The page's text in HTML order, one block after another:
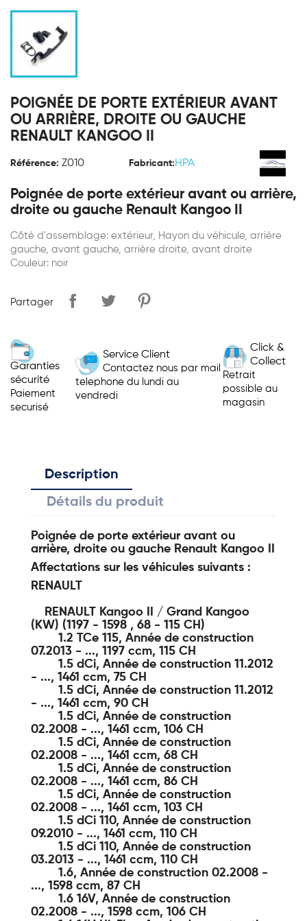
POIGNÉE DE PORTE EXTÉRIEUR AVANT
OU ARRIÈRE, DROITE OU GAUCHE
RENAULT KANGOO II
Référence: Z010 Fabricant: HPA
Poignée de porte extérieur avant ou arrière,
droite ou gauche Renault Kangoo II
Côté d'assemblage: extérieur, Hayon du véhicule, arrière
gauche, avant gauche, arrière droite, avant droite
Couleur: noir
Partager
Garanties
sécurité
Paiement
securisé
Service Client
Contactez nous par mail
telephone du lundi au
vendredi
Click &
Collect
Retrait
possible au
magasin
Description
Détails du produit
Poignée de porte extérieur avant ou
arrière, droite ou gauche Renault Kangoo II
Affectations sur les véhicules suivants :
RENAULT
RENAULT Kangoo II / Grand Kangoo
(KW) (1197 - 1598 , 68 - 115 CH)
1.2 TCe 115, Année de construction
07.2013 - ..., 1197 ccm, 115 CH
1.5 dCi, Année de construction 11.2012
- ..., 1461 ccm, 75 CH
1.5 dCi, Année de construction 11.2012
- ..., 1461 ccm, 90 CH
1.5 dCi, Année de construction
02.2008 - ..., 1461 ccm, 106 CH
1.5 dCi, Année de construction
02.2008 - ..., 1461 ccm, 68 CH
1.5 dCi, Année de construction
02.2008 - ..., 1461 ccm, 86 CH
1.5 dCi, Année de construction
02.2008 - ..., 1461 ccm, 103 CH
1.5 dCi 110, Année de construction
09.2010 - ..., 1461 ccm, 110 CH
1.5 dCi 110, Année de construction
03.2013 - ..., 1461 ccm, 110 CH
1.6, Année de construction 02.2008 -
..., 1598 ccm, 87 CH
1.6 16V, Année de construction
02.2008 - ..., 1598 ccm, 106 CH